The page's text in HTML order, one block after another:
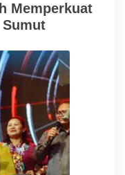
Memperkuat